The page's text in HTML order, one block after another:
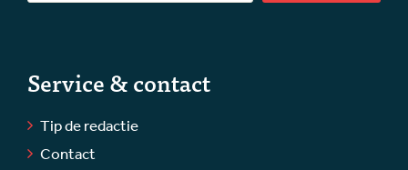
Service & contact
Tip de redactie
Contact